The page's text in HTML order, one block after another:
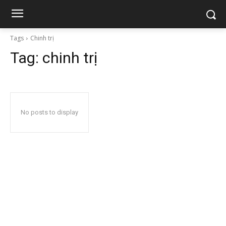
Tags Chinh trị
Tag: chinh trị
No posts to display